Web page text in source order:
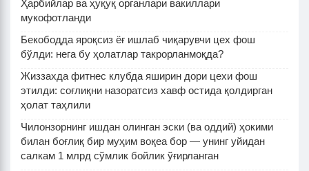
Ҳарбийлар ва ҳуқуқ органлари вакиллари
мукофотланди
Бекободда яроқсиз ёғ ишлаб чиқарувчи цех фош
бўлди: нега бу ҳолатлар такрорланмоқда?
Жиззахда фитнес клубда яширин дори цехи фош
этилди: соғлиқни назоратсиз хавф остида қолдирган
ҳолат таҳлили
Чилонзорнинг ишдан олинган эски (ва оддий) ҳокими
билан боғлиқ бир муҳим воқеа бор — унинг уйидан
салкам 1 млрд сўмлик бойлик ўғирланган